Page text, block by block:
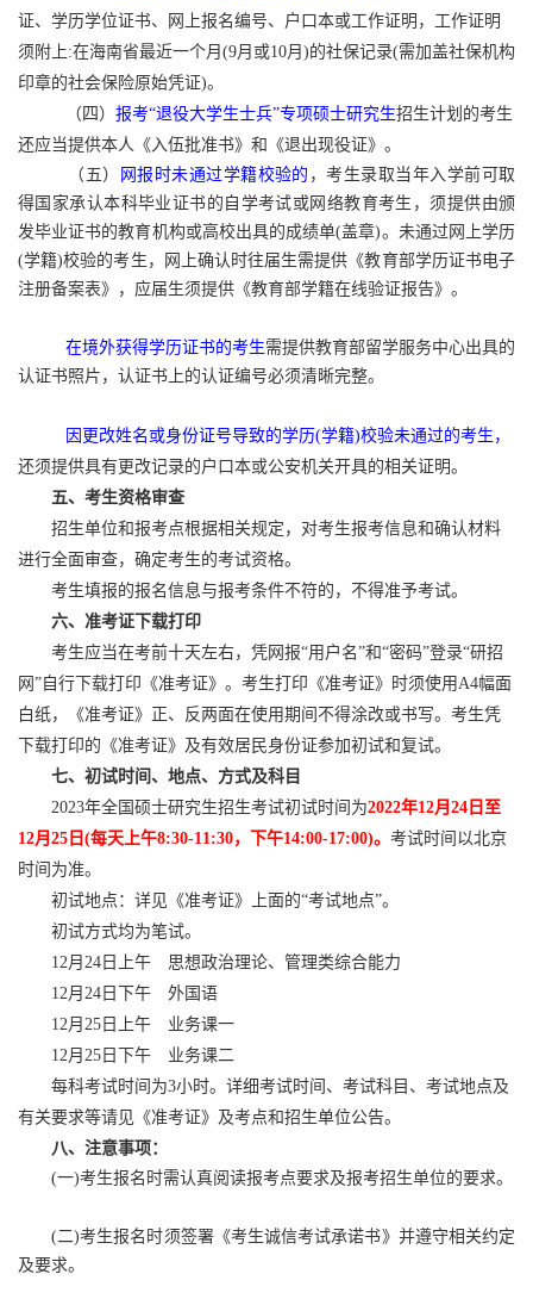
证、学历学位证书、网上报名编号、户口本或工作证明，工作证明
须附上:在海南省最近一个月(9月或10月)的社保记录(需加盖社保机构
印章的社会保险原始凭证)。
（四） 报考“退役大学生士兵”专项硕士研究生招生计划的考生
还应当提供本人《入伍批准书》和《退出现役证》。
（五）
网报时未通过学籍校验的 ，考生录取当年入学前可取
得国家承认本科毕业证书的自学考试或网络教育考生，须提供由颁
发毕业证书的教育机构或高校出具的成绩单(盖章)。未通过网上学历
(学籍)校验的考生，网上确认时往届生需提供《教育部学历证书电子
注册备案表》，应届生须提供《教育部学籍在线验证报告》。
在境外获得学历证书的考生需提供教育部留学服务中心出具的
认证书照片，认证书上的认证编号必须清晰完整。
因更改姓名或身份证号导致的学历(学籍)校验未通过的考生，
还须提供具有更改记录的户口本或公安机关开具的相关证明。
五、考生资格审查
招生单位和报考点根据相关规定，对考生报考信息和确认材料
进行全面审查，确定考生的考试资格。
考生填报的报名信息与报考条件不符的，不得准予考试。
六、准考证下载打印
考生应当在考前十天左右，凭网报“用户名”和“密码”登录“研招
网”自行下载打印《准考证》。考生打印《准考证》时须使用A4幅面
白纸，《准考证》正、反两面在使用期间不得涂改或书写。考生凭
下载打印的《准考证》及有效居民身份证参加初试和复试。
七、初试时间、地点、方式及科目
2023年全国硕士研究生招生考试初试时间为2022年12月24日至
12月25日(每天上午8:30-11:30，下午14:00-17:00)。 考试时间以北京
时间为准。
初试地点：详见《准考证》上面的“考试地点”。
初试方式均为笔试。
12月24日上午 思想政治理论、管理类综合能力
12月24日下午 外国语
12月25日上午 业务课一
12月25日下午 业务课二
每科考试时间为3小时。详细考试时间、考试科目、考试地点及
有关要求等请见《准考证》及考点和招生单位公告。
八、注意事项：
(一)考生报名时需认真阅读报考点要求及报考招生单位的要求。
(二)考生报名时须签署《考生诚信考试承诺书》并遵守相关约定
及要求。